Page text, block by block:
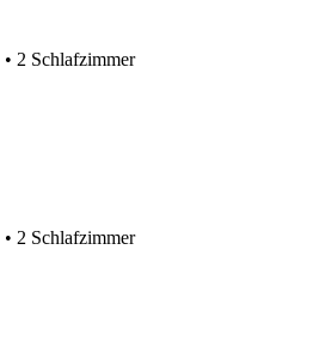
• 2 Schlafzimmer
• 2 Schlafzimmer